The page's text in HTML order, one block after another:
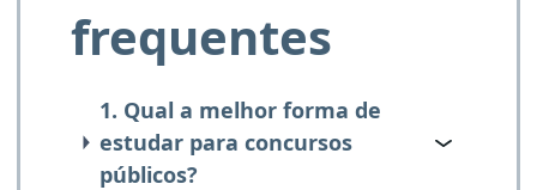
frequentes
1. Qual a melhor forma de
estudar para concursos
públicos?